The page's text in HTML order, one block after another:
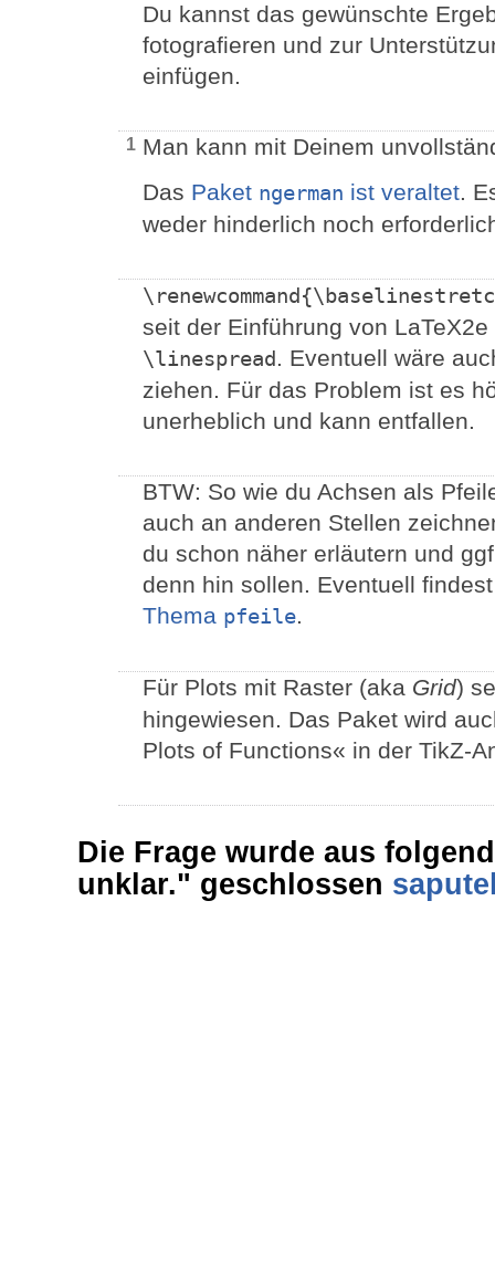
Du kannst das gewünschte
fotografieren und zur
einfügen.
1 Man kann mit Deinem
Das Paket ngerman ist veraltet.
weder hinderlich noch
seit der Einführung von
\linespread . Eventuell wäre
ziehen. Für das Problem ist es
unerheblich und kann entfallen.
BTW: So wie du Achsen als
auch an anderen Stellen
du schon näher erläutern und
denn hin sollen. Eventuell
Thema pfeile.
Für Plots mit Raster (aka Grid)
hingewiesen. Das Paket wird
Plots of Functions« in der TikZ-
Die Frage wurde aus
unklar." geschlossen